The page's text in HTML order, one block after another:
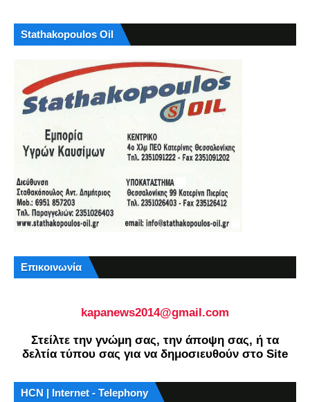
Stathakopoulos Oil
Επικοινωνία
kapanews2014@gmail.com
Στείλτε την γνώμη σας, την άποψη σας, ή τα
δελτία τύπου σας για να δημοσιευθούν στο Site
HCN | Internet - Telephony